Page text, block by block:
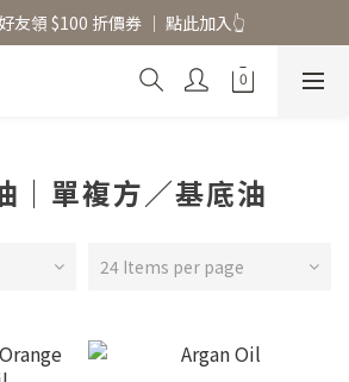
擴香香水原精  l 兩件85、三件79折
友領 $100 折價券 │ 點此加入👆
擴香香水原精  l 兩件85、三件79折
｜單複方／基底油
24 Items per page